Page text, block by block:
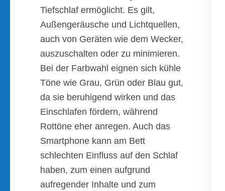
Tiefschlaf ermöglicht. Es gilt,
Außengeräusche und Lichtquellen,
auch von Geräten wie dem Wecker,
auszuschalten oder zu minimieren.
Bei der Farbwahl eignen sich kühle
Töne wie Grau, Grün oder Blau gut,
da sie beruhigend wirken und das
Einschlafen fördern, während
Rottöne eher anregen. Auch das
Smartphone kann am Bett
schlechten Einfluss auf den Schlaf
haben, zum einen aufgrund
aufregender Inhalte und zum